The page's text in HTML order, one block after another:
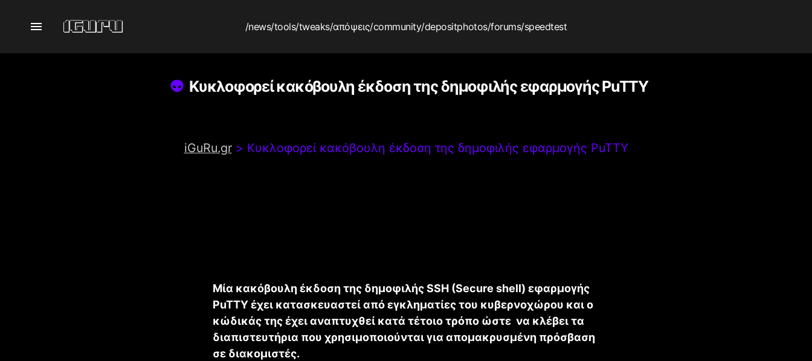
/news/tools/tweaks/απόψεις/community/depositphotos/forums/speedtest
Κυκλοφορεί κακόβουλη έκδοση της δημοφιλής εφαρμογής PuTTY
iGuRu.gr> Κυκλοφορεί κακόβουλη έκδοση της δημοφιλής εφαρμογής PuTTY
Μία κακόβουλη έκδοση της δημοφιλής SSH (Secure shell) εφαρμογής
PuTTY έχει κατασκευαστεί από εγκληματίες του κυβερνοχώρου και ο
κώδικάς της έχει αναπτυχθεί κατά τέτοιο τρόπο ώστε να κλέβει τα
διαπιστευτήρια που χρησιμοποιούνται για απομακρυσμένη πρόσβαση
σε διακομιστές.